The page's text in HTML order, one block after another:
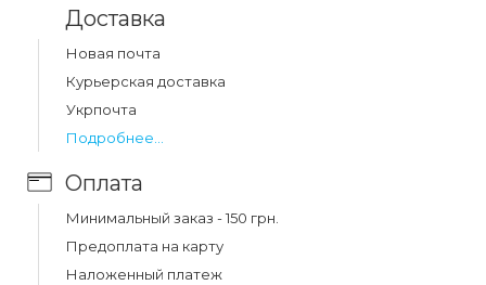
Какая цена на кабель baseus superior series fast
charging data cable usb to lightning 2.4a 1m
black (calys-a01)?
Цена на кабель baseus superior series fast charging
data cable usb to lightning 2.4a 1m black (calys-a01)
составляет 104 грн.
Доставка
Новая почта
Курьерская доставка
Укрпочта
Подробнее...
Оплата
Минимальный заказ - 150 грн.
Предоплата на карту
Наложенный платеж